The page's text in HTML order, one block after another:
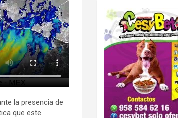
la presencia de
que este